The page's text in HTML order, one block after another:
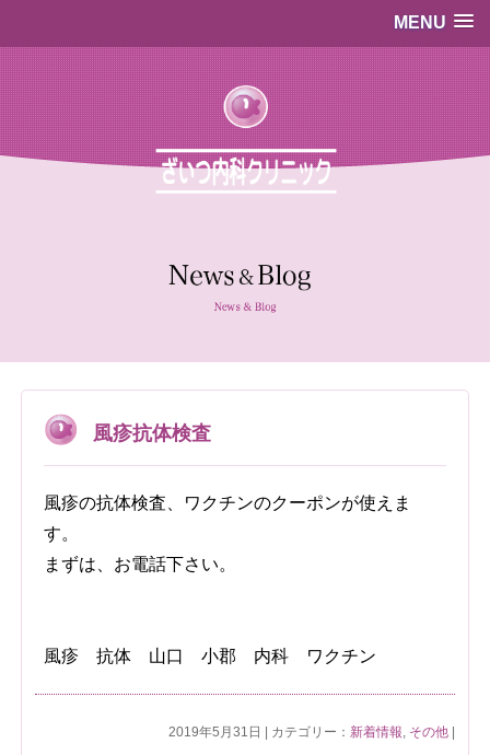
MENU
風疹抗体検査
風疹の抗体検査、ワクチンのクーポンが使えま
す。
まずは、お電話下さい。
風疹 抗体 山口 小郡 内科 ワクチン
2019年5月31日 | カテゴリー： 新着情報 その他|